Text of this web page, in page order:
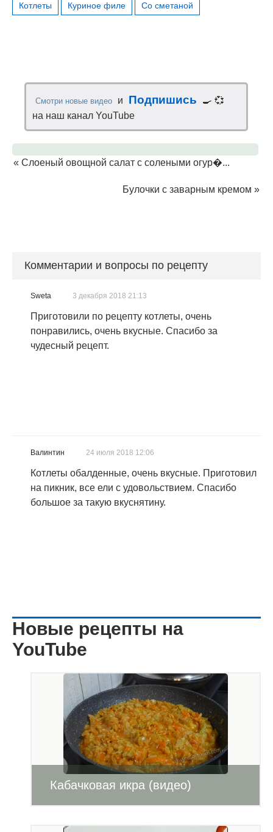
Котлеты Куриное филе Со сметаной
Смотри новые видео и Подпишись
🍳 💞
на наш канал YouTube
« Слоеный овощной салат с солеными огур�...
Булочки с заварным кремом »
Комментарии и вопросы по рецепту
Sweta 3 декабря 2018 21:13
Приготовили по рецепту котлеты, очень
понравились, очень вкусные. Спасибо за
чудесный рецепт.
Валинтин 24 июля 2018 12:06
Котлеты обалденные, очень вкусные. Приготовил
на пикник, все ели с удовольствием. Спасибо
большое за такую вкуснятину.
Новые рецепты на
YouTube
Кабачковая икра (видео)